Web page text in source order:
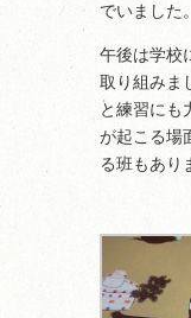
でいました
午後は学校
取り組みま
と練習にも
が起こる場
る班もあり